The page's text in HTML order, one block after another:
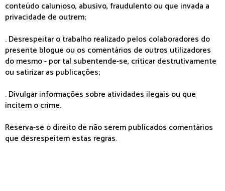
conteúdo calunioso, abusivo, fraudulento ou que invada a
privacidade de outrem;
. Desrespeitar o trabalho realizado pelos colaboradores do
presente blogue ou os comentários de outros utilizadores
do mesmo - por tal subentende-se, criticar destrutivamente
ou satirizar as publicações;
. Divulgar informações sobre atividades ilegais ou que
incitem o crime.
Reserva-se o direito de não serem publicados comentários
que desrespeitem estas regras.